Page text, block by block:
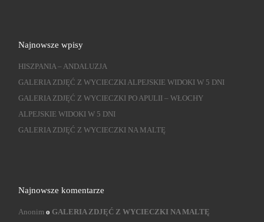
Najnowsze wpisy
HISZPANIA – ANDALUZJA
GALERIA ZDJĘĆ Z WYCIECZKI ALPEJSKIE WIDOKI W 5 DNI
GALERIA ZDJĘĆ Z WYCIECZKI PO APULII – WŁOCHY
ALPEJSKIE WIDOKI W 5 DNI
GALERIA ZDJĘĆ Z WYCIECZKI NA MALTĘ
Najnowsze komentarze
Anonimo GALERIA ZDJĘĆ Z WYCIECZKI NA MALTĘ